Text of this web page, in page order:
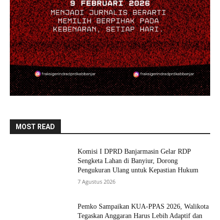
MOST READ
Komisi I DPRD Banjarmasin Gelar RDP
Sengketa Lahan di Banyiur, Dorong
Pengukuran Ulang untuk Kepastian Hukum
7 Agustus 2026
Pemko Sampaikan KUA-PPAS 2026, Walikota
Tegaskan Anggaran Harus Lebih Adaptif dan